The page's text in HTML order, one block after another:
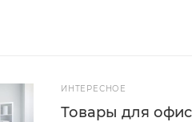
ИНТЕРЕСНОЕ
Товары для